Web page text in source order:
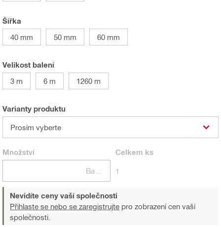
Šířka
40 mm
50 mm 60 mm
Velikost balení
3 m
6 m 1260 m
Varianty produktu
Prosím vyberte
Množství Celkem ks
1
Nevidíte ceny vaší společnosti
Přihlaste se nebo se zaregistrujte pro zobrazení cen vaší
společnosti.